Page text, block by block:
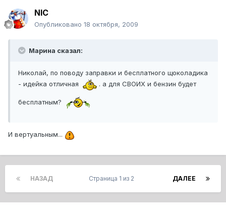
NIC
Опубликовано 18 октября, 2009
Марина сказал:
Николай, по поводу заправки и бесплатного щоколадика
- идейка отличная
. а для СВОИХ и бензин будет
бесплатным?
И вертуальным...
НАЗАД ДАЛЕЕ
Страница 1 из 2